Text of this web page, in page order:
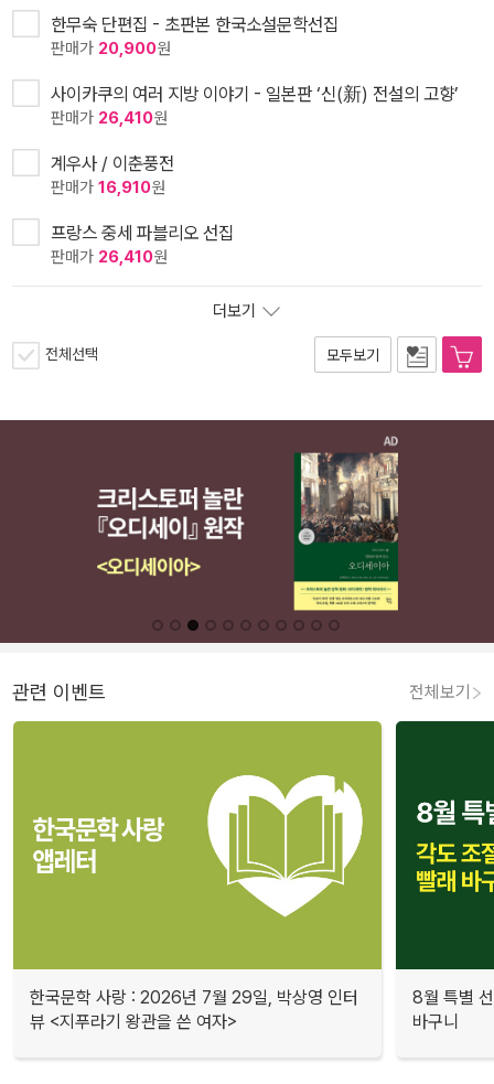
한무숙 단편집 - 초판본 한국소설문학선집
판매가 20,900원
사이카쿠의 여러 지방 이야기 - 일본판 ‘신(新) 전설의 고향’
판매가 26,410원
계우사 / 이춘풍전
판매가 16,910원
프랑스 중세 파블리오 선집
판매가 26,410원
더보기
전체선택 모두보기
관련 이벤트 전체보기
한국문학 사랑 : 2026년 7월 29일, 박상영 인터
뷰 <지푸라기 왕관을 쓴 여자>
8월 특별
바구니